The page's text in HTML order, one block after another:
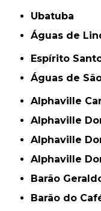
Ubatuba
Águas de
Espírito
Águas de
Alphaville
Alphaville
Alphaville
Alphaville
Barão
Barão do